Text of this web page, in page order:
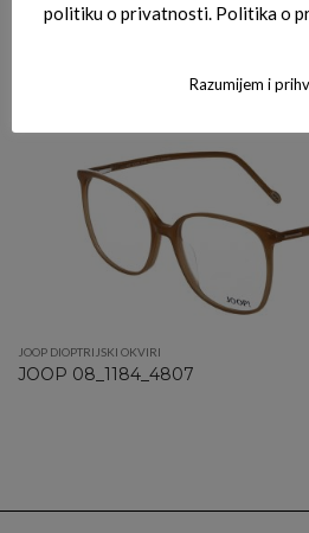
JOOP 08_2075_4810
JOOP DIOPTRIJSKI OKVIRI
JOOP 08_1184_4807
politiku o privatnosti. Politika o
Razumijem i